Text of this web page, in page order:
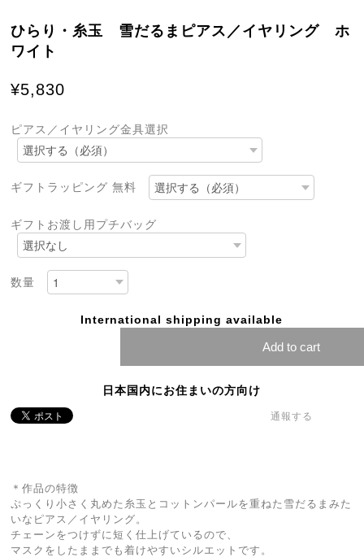
ひらり・糸玉 雪だるまピアス／イヤリング ホ
ワイト
¥5,830
ピアス／イヤリング金具選択
ギフトラッピング 無料
ギフトお渡し用プチバッグ
数量
International shipping available
Add to cart
日本国内にお住まいの方向け
通報する
＊作品の特徴
ぷっくり小さく丸めた糸玉とコットンパールを重ねた雪だるまみた
いなピアス／イヤリング。
チェーンをつけずに短く仕上げているので、
マスクをしたままでも着けやすいシルエットです。